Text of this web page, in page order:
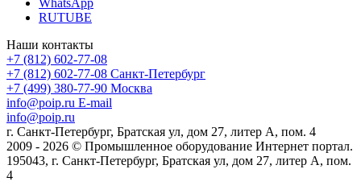
RUTUBE
Наши контакты
+7 (812) 602-77-08
+7 (812) 602-77-08 Санкт-Петербург
+7 (499) 380-77-90 Москва
info@poip.ru E-mail
info@poip.ru
г. Санкт-Петербург, Братская ул, дом 27, литер А, пом. 4
2009 - 2026 © Промышленное оборудование Интернет портал.
195043, г. Санкт-Петербург, Братская ул, дом 27, литер А, пом.
4